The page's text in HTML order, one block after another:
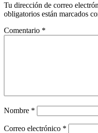
Tu dirección de correo
obligatorios están marcados
Comentario *
Nombre *
Correo electrónico *